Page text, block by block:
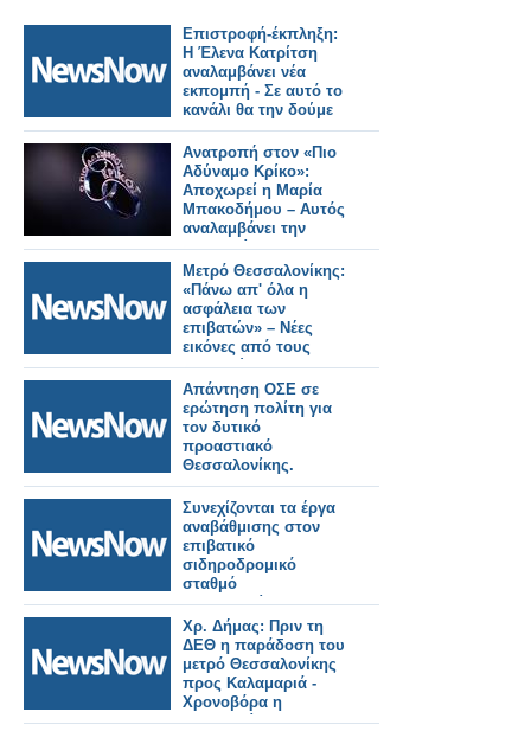
Επιστροφή-έκπληξη:
Η Έλενα Κατρίτση
αναλαμβάνει νέα
εκπομπή - Σε αυτό το
κανάλι θα την δούμε
Ανατροπή στον «Πιο
Αδύναμο Κρίκο»:
Αποχωρεί η Μαρία
Μπακοδήμου – Αυτός
αναλαμβάνει την
παρουσίαση
Μετρό Θεσσαλονίκης:
«Πάνω απ' όλα η
ασφάλεια των
επιβατών» – Νέες
εικόνες από τους
σταθμούς της
Καλαμαριάς.
Απάντηση ΟΣΕ σε
ερώτηση πολίτη για
τον δυτικό
προαστιακό
Θεσσαλονίκης.
Συνεχίζονται τα έργα
αναβάθμισης στον
επιβατικό
σιδηροδρομικό
σταθμό
Θεσσαλονίκης.
Χρ. Δήμας: Πριν τη
ΔΕΘ η παράδοση του
μετρό Θεσσαλονίκης
προς Καλαμαριά -
Χρονοβόρα η
διαδικασία για τις